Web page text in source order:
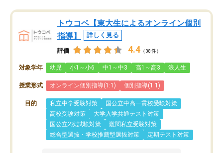
トウコベ【東大生によるオンライン個別
指導】
詳しく見る
評価 4.4 （38件）
対象学年 幼児 小1～小6 中1～中3 高1～高3 浪人生
授業形式 オンライン個別指導(1:1) 個別指導(1:1)
目的 私立中学受験対策
国公立中高一貫校受験対策
高校受験対策
大学入学共通テスト対策
国公立2次試験対策
難関私立受験対策
総合型選抜・学校推薦型選抜対策
定期テスト対策